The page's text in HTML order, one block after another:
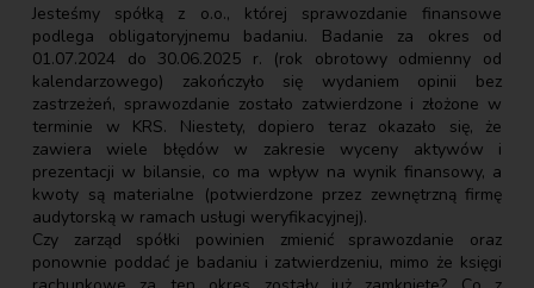
Jesteśmy spółką z o.o., której sprawozdanie finansowe
podlega obligatoryjnemu badaniu. Badanie za okres od
01.07.2024 do 30.06.2025 r. (rok obrotowy odmienny od
kalendarzowego) zakończyło się wydaniem opinii bez
zastrzeżeń, sprawozdanie zostało zatwierdzone i złożone w
terminie w KRS. Niestety, dopiero teraz okazało się, że
zawiera wiele błędów w zakresie wyceny aktywów i
prezentacji w bilansie, co ma wpływ na wynik finansowy, a
kwoty są materialne (potwierdzone przez zewnętrzną firmę
audytorską w ramach usługi weryfikacyjnej).
Czy zarząd spółki powinien zmienić sprawozdanie oraz
ponownie poddać je badaniu i zatwierdzeniu, mimo że księgi